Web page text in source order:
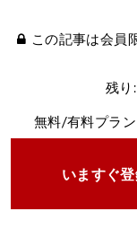
この記事は会員
残り
無料/有料プラ
いますぐ